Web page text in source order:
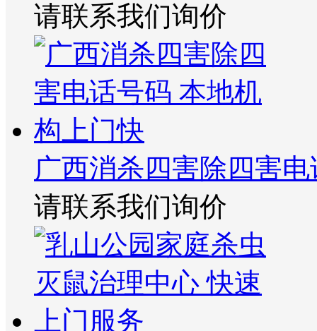
请联系我们询价
广西消杀四害除四害
请联系我们询价